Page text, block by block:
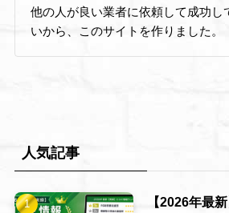
他の人が良い業者に依頼して成功し
いから、このサイトを作りました。
人気記事
【2026年最